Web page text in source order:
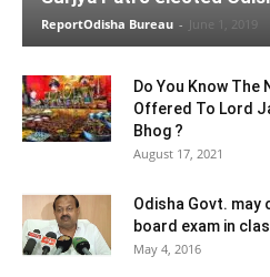
ReportOdisha Bureau - June 1, 2019
Do You Know The
Offered To Lord
Bhog ?
August 17, 2021
Odisha Govt.
board exam in
May 4, 2016